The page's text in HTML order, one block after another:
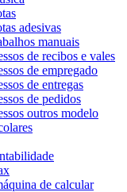
adesivas
manuais
de recibos e vales
de empregado
de entregas
de pedidos
outros modelo
de calcular